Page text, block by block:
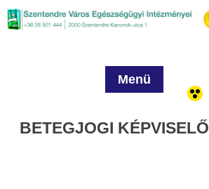
Menü
BETEGJOGI KÉPVISELŐ